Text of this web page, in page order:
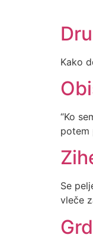
Kako
“Ko
potem
Se
vleče